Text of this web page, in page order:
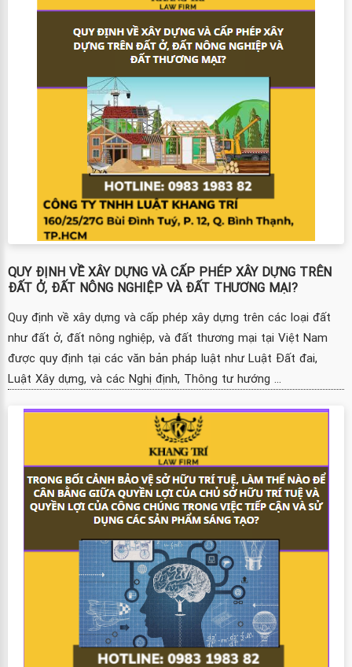
QUY ĐỊNH VỀ XÂY DỰNG VÀ CẤP PHÉP XÂY DỰNG TRÊN
ĐẤT Ở, ĐẤT NÔNG NGHIỆP VÀ ĐẤT THƯƠNG MẠI?
Quy định về xây dựng và cấp phép xây dựng trên các loại đất
như đất ở, đất nông nghiệp, và đất thương mại tại Việt Nam
được quy định tại các văn bản pháp luật như Luật Đất đai,
Luật Xây dựng, và các Nghị định, Thông tư hướng ...